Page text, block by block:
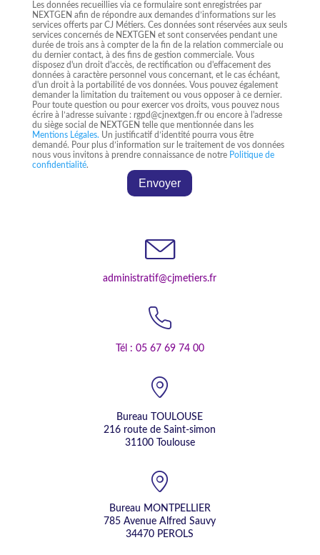
Les données recueillies via ce formulaire sont enregistrées par
NEXTGEN afin de répondre aux demandes d’informations sur les
services offerts par CJ Métiers. Ces données sont réservées aux seuls
services concernés de NEXTGEN et sont conservées pendant une
durée de trois ans à compter de la fin de la relation commerciale ou
du dernier contact, à des fins de gestion commerciale. Vous
disposez d'un droit d'accès, de rectification ou d'effacement des
données à caractère personnel vous concernant, et le cas échéant,
d'un droit à la portabilité de vos données. Vous pouvez également
demander la limitation du traitement ou vous opposer à ce dernier.
Pour toute question ou pour exercer vos droits, vous pouvez nous
écrire à l’adresse suivante : rgpd@cjnextgen.fr ou encore à l'adresse
du siège social de NEXTGEN telle que mentionnée dans les
Mentions Légales. Un justificatif d’identité pourra vous être
demandé. Pour plus d’information sur le traitement de vos données
nous vous invitons à prendre connaissance de notre Politique de
confidentialité.
administratif@cjmetiers.fr
Tél : 05 67 69 74 00
Bureau TOULOUSE
216 route de Saint-simon
31100 Toulouse
Bureau MONTPELLIER
785 Avenue Alfred Sauvy
34470 PEROLS